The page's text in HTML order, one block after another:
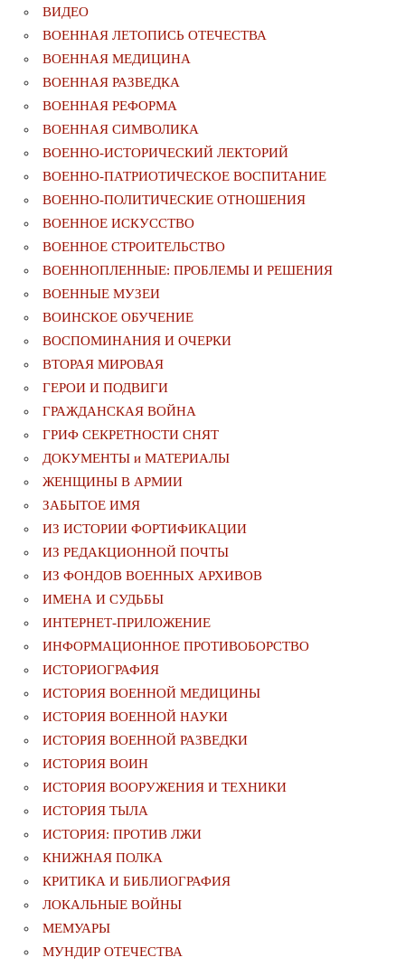
ВИДЕО
ВОЕННАЯ ЛЕТОПИСЬ ОТЕЧЕСТВА
ВОЕННАЯ МЕДИЦИНА
ВОЕННАЯ РАЗВЕДКА
ВОЕННАЯ РЕФОРМА
ВОЕННАЯ СИМВОЛИКА
ВОЕННО-ИСТОРИЧЕСКИЙ ЛЕКТОРИЙ
ВОЕННО-ПАТРИОТИЧЕСКОЕ ВОСПИТАНИЕ
ВОЕННО-ПОЛИТИЧЕСКИE ОТНОШЕНИЯ
ВОЕННОЕ ИСКУССТВО
ВОЕННОЕ СТРОИТЕЛЬСТВО
ВОЕННОПЛЕННЫЕ: ПРОБЛЕМЫ И РЕШЕНИЯ
ВОЕННЫЕ МУЗЕИ
ВОИНСКОЕ ОБУЧЕНИЕ
ВОСПОМИНАНИЯ И ОЧЕРКИ
ВТОРАЯ МИРОВАЯ
ГЕРОИ И ПОДВИГИ
ГРАЖДАНСКАЯ ВОЙНА
ГРИФ СЕКРЕТНОСТИ СНЯТ
ДОКУМЕНТЫ и МАТЕРИАЛЫ
ЖЕНЩИНЫ В АРМИИ
ЗАБЫТОЕ ИМЯ
ИЗ ИСТОРИИ ФОРТИФИКАЦИИ
ИЗ РЕДАКЦИОННОЙ ПОЧТЫ
ИЗ ФОНДОВ ВОЕННЫХ АРХИВОВ
ИМЕНА И СУДЬБЫ
ИНТЕРНЕТ-ПРИЛОЖЕНИЕ
ИНФОРМАЦИОННОЕ ПРОТИВОБОРСТВО
ИСТОРИОГРАФИЯ
ИСТОРИЯ ВОЕННОЙ МЕДИЦИНЫ
ИСТОРИЯ ВОЕННОЙ НАУКИ
ИСТОРИЯ ВОЕННОЙ РАЗВЕДКИ
ИСТОРИЯ ВОИН
ИСТОРИЯ ВООРУЖЕНИЯ И ТЕХНИКИ
ИСТОРИЯ ТЫЛА
ИСТОРИЯ: ПРОТИВ ЛЖИ
КНИЖНАЯ ПОЛКА
КРИТИКА И БИБЛИОГРАФИЯ
ЛОКАЛЬНЫЕ ВОЙНЫ
МЕМУАРЫ
МУНДИР ОТЕЧЕСТВА